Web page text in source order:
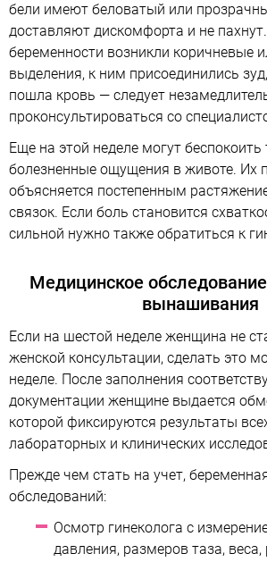
бели имеют беловатый или
доставляют дискомфорта и не
беременности возникли коричневые
выделения, к ним присоединились
пошла кровь — следует
проконсультироваться со
Еще на этой неделе могут
болезненные ощущения в животе. Их
объясняется постепенным
связок. Если боль становится
сильной нужно также обратиться к
Медицинское
вынашивания
Если на шестой неделе женщина не
женской консультации, сделать это
неделе. После заполнения
документации женщине выдается
которой фиксируются результаты
лабораторных и клинических
Прежде чем стать на учет,
обследований:
Осмотр гинеколога с
давления, размеров таза, веса,